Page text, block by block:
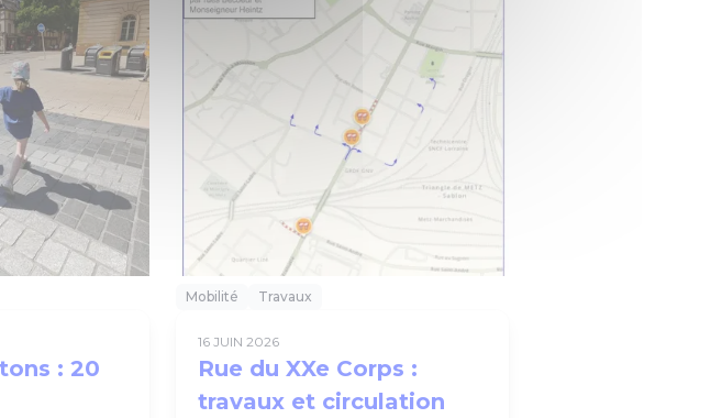
: 20
Mobilité Travaux
16 JUIN 2026
Rue du XXe Corps :
travaux et circulation